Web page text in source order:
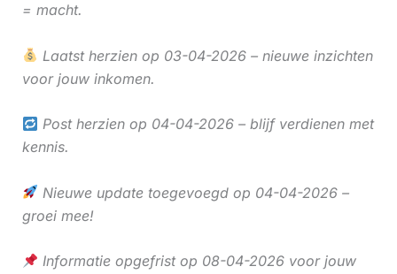
= macht.
Laatst herzien op 03-04-2026 – nieuwe inzichten
voor jouw inkomen.
Post herzien op 04-04-2026 – blijf verdienen met
kennis.
Nieuwe update toegevoegd op 04-04-2026 –
groei mee!
Informatie opgefrist op 08-04-2026 voor jouw